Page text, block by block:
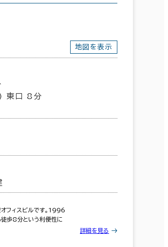
地図を表示
東口 8分
フィスビルです。1996
徒歩8分という利便性に
詳細を見る